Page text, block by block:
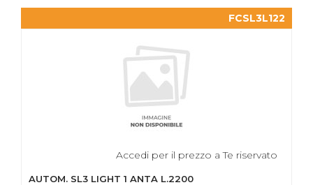
FCSL3L122
Accedi per il prezzo a Te riservato
AUTOM. SL3 LIGHT 1 ANTA L.2200